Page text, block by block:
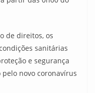
de direitos, os
sanitárias
e segurança
novo coronavírus